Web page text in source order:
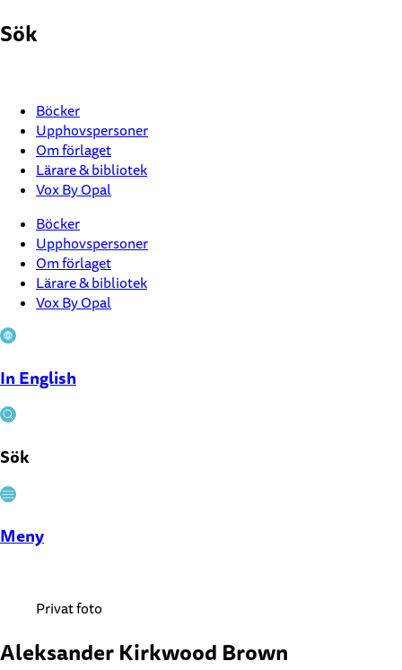
till
Sök
Böcker
Upphovspersoner
Om förlaget
Lärare & bibliotek
Vox By Opal
Böcker
Upphovspersoner
Om förlaget
Lärare & bibliotek
Vox By Opal
In English
Sök
Stäng
Meny
Privat foto
Aleksander Kirkwood Brown